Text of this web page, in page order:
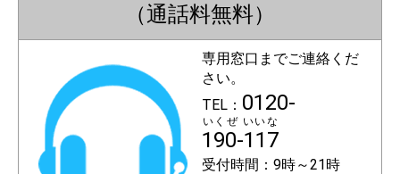
（通話料無料）
専用窓口までご連絡くだ
さい。
TEL： 0120-
190-117
いくぜ いいな
受付時間：9時～21時